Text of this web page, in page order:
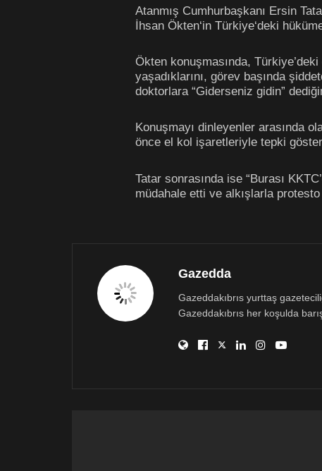
Atanmış Cumhurbaşkanı Ersin
İhsan Ökten‘in Türkiye‘deki
Ökten konuşmasında,
yaşadıklarını, görev başında
doktorlara “Giderseniz gidin”
Konuşmayı dinleyenler arasında
önce el kol işaretleriyle tepki
Tatar sonrasında ise “Burası
müdahale etti ve alkışlarla
Gazedda
Gazeddakıbrıs yurttaş
Gazeddakıbrıs her koşulda